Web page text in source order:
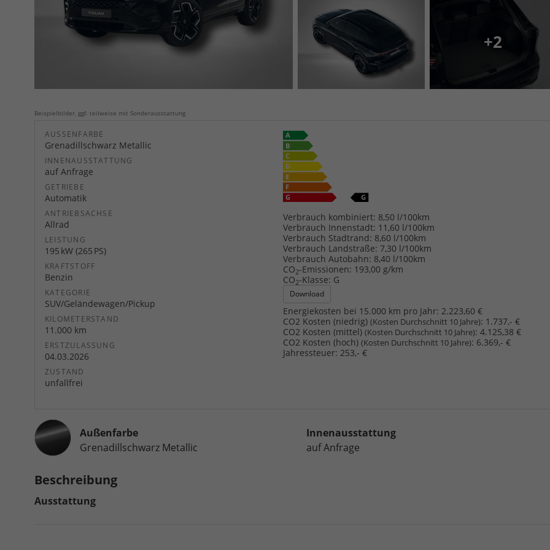
+2
Beispielbilder, ggf. teilweise mit Sonderausstattung
AUSSENFARBE
Grenadillschwarz Metallic
INNENAUSSTATTUNG
auf Anfrage
GETRIEBE
Automatik
ANTRIEBSACHSE
Allrad
LEISTUNG
195 kW (265 PS)
KRAFTSTOFF
Benzin
KATEGORIE
SUV/Geländewagen/Pickup
KILOMETERSTAND
11.000 km
ERSTZULASSUNG
04.03.2026
ZUSTAND
unfallfrei
Verbrauch kombiniert: 8,50 l/100km
Verbrauch Innenstadt: 11,60 l/100km
Verbrauch Stadtrand: 8,60 l/100km
Verbrauch Landstraße: 7,30 l/100km
Verbrauch Autobahn: 8,40 l/100km
CO2-Emissionen: 193,00 g/km
CO2-Klasse: G
Download
Energiekosten bei 15.000 km pro Jahr: 2.223,60 €
CO2 Kosten (niedrig) (Kosten Durchschnitt 10 Jahre): 1.737,- €
CO2 Kosten (mittel) (Kosten Durchschnitt 10 Jahre): 4.125,38 €
CO2 Kosten (hoch) (Kosten Durchschnitt 10 Jahre): 6.369,- €
Jahressteuer: 253,- €
Außenfarbe
Grenadillschwarz Metallic
Innenausstattung
auf Anfrage
Beschreibung
Ausstattung